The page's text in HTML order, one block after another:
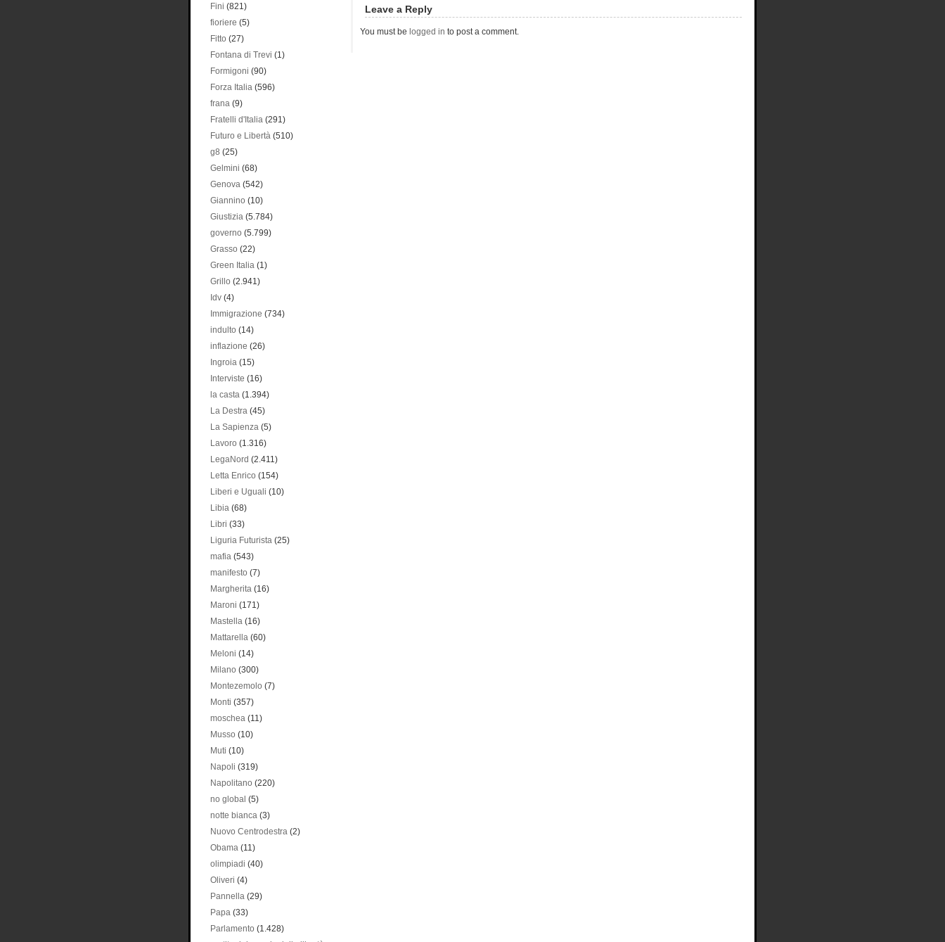
Leave a Reply
You must be logged in to post a comment.
Fini (821)
fioriere (5)
Fitto (27)
Fontana di Trevi (1)
Formigoni (90)
Forza Italia (596)
frana (9)
Fratelli d'Italia (291)
Futuro e Libertà (510)
g8 (25)
Gelmini (68)
Genova (542)
Giannino (10)
Giustizia (5.784)
governo (5.799)
Grasso (22)
Green Italia (1)
Grillo (2.941)
Idv (4)
Immigrazione (734)
indulto (14)
inflazione (26)
Ingroia (15)
Interviste (16)
la casta (1.394)
La Destra (45)
La Sapienza (5)
Lavoro (1.316)
LegaNord (2.411)
Letta Enrico (154)
Liberi e Uguali (10)
Libia (68)
Libri (33)
Liguria Futurista (25)
mafia (543)
manifesto (7)
Margherita (16)
Maroni (171)
Mastella (16)
Mattarella (60)
Meloni (14)
Milano (300)
Montezemolo (7)
Monti (357)
moschea (11)
Musso (10)
Muti (10)
Napoli (319)
Napolitano (220)
no global (5)
notte bianca (3)
Nuovo Centrodestra (2)
Obama (11)
olimpiadi (40)
Oliveri (4)
Pannella (29)
Papa (33)
Parlamento (1.428)